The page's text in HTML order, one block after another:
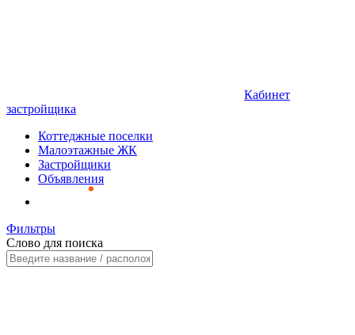
Кабинет
застройщика
Коттеджные поселки
Малоэтажные ЖК
Застройщики
Объявления
Фильтры
Слово для поиска